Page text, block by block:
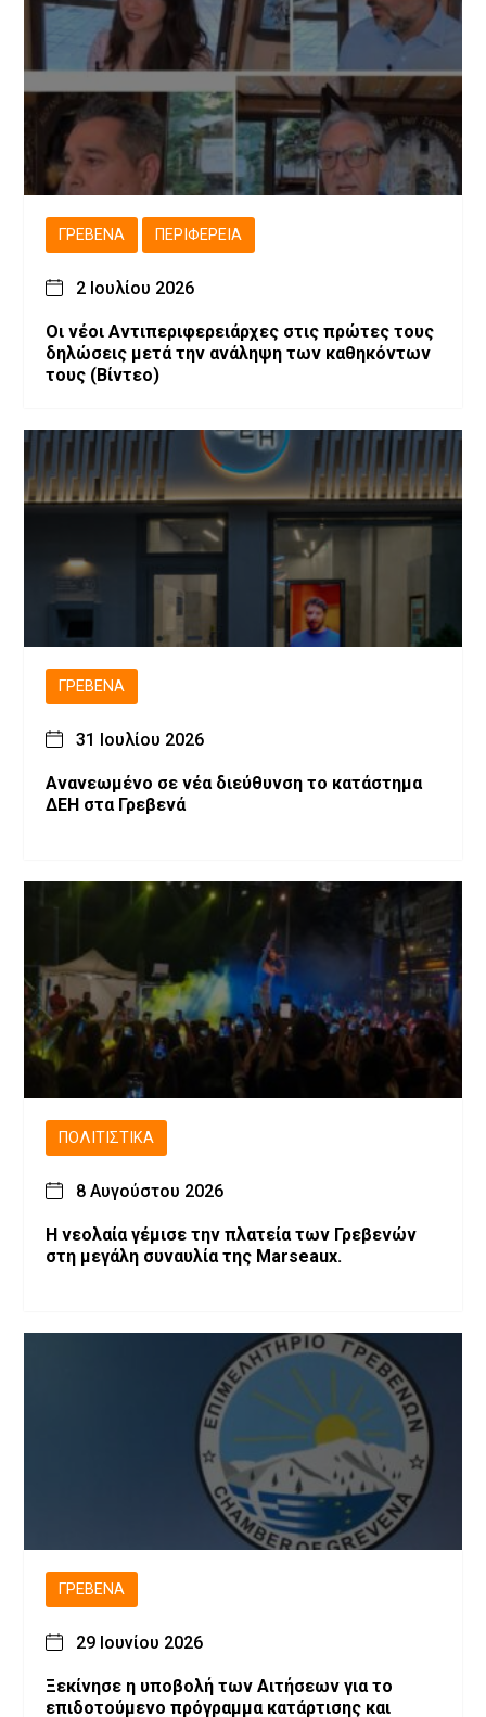
ΓΡΕΒΕΝΆ ΠΕΡΙΦΈΡΕΙΑ
2 Ιουλίου 2026
Οι νέοι Αντιπεριφερειάρχες στις πρώτες τους
δηλώσεις μετά την ανάληψη των καθηκόντων
τους (Βίντεο)
ΓΡΕΒΕΝΆ
31 Ιουλίου 2026
Ανανεωμένο σε νέα διεύθυνση το κατάστημα
ΔΕΗ στα Γρεβενά
ΠΟΛΙΤΙΣΤΙΚΆ
8 Αυγούστου 2026
Η νεολαία γέμισε την πλατεία των Γρεβενών
στη μεγάλη συναυλία της Marseaux.
ΓΡΕΒΕΝΆ
29 Ιουνίου 2026
Ξεκίνησε η υποβολή των Αιτήσεων για το
επιδοτούμενο πρόγραμμα κατάρτισης και